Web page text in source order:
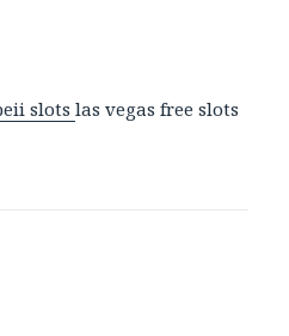
slotslas vegas free slots